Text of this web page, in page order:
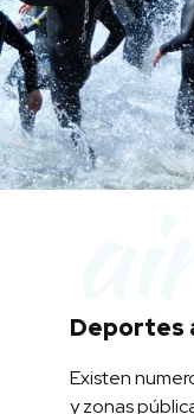
Deportes
Existen
y zonas